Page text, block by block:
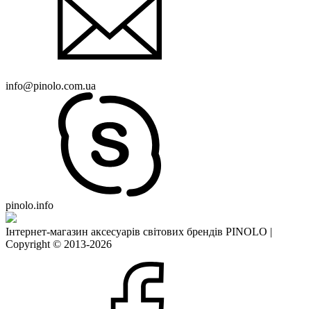
info@pinolo.com.ua
pinolo.info
Інтернет-магазин аксесуарів світових брендів PINOLO |
Copyright © 2013-2026